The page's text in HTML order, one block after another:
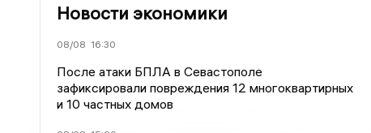
Новости экономики
08/08 16:30
После атаки БПЛА в Севастополе
зафиксировали повреждения 12 многоквартирных
и 10 частных домов